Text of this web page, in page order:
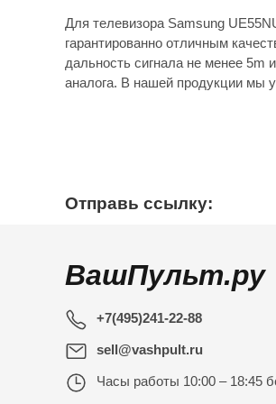
Для телевизора Samsung
гарантированно отличным
дальность сигнала не менее
аналога. В нашей продукции мы
Отправь ссылку:
ВашПульт.ру
+7(495)241-22-88
sell@vashpult.ru
Часы работы 10:00 – 18:45